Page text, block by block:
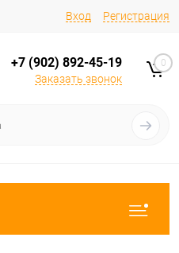
Вход Регистрация
+7 (902) 892-45-19
Заказать звонок
0